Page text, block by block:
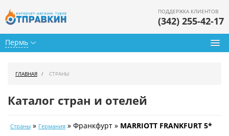
Пермь
ПОДДЕРЖКА КЛИЕНТОВ
(342) 255-42-17
Календарь туров
ГЛАВНАЯ СТРАНЫ
Каталог стран и отелей
Страны » Германия » Франкфурт » MARRIOTT FRANKFURT 5*